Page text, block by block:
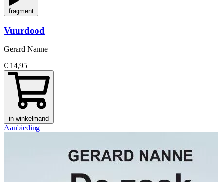
fragment
Vuurdood
Gerard Nanne
€ 14,95
in winkelmand
Aanbieding